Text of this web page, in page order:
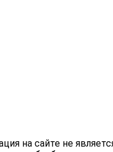
на сайте не